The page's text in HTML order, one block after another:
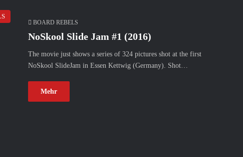
BOARD REBELS
NoSkool Slide Jam #1 (2016)
The movie just shows a series of 324 pictures shot at the first
NoSkool SlideJam in Essen Kettwig (Germany). Shot…
Mehr